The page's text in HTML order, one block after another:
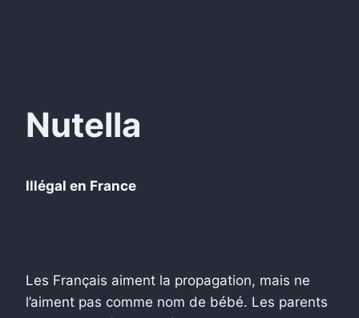
Nutella
Illégal en France
Les Français aiment la propagation, mais ne
l’aiment pas comme nom de bébé. Les parents